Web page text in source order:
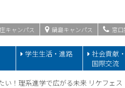
キャンパス 鍋島キャンパス 窓口
学生生活・進路
社会貢献・
国際交流
い！理系進学で広がる未来 リケフェス